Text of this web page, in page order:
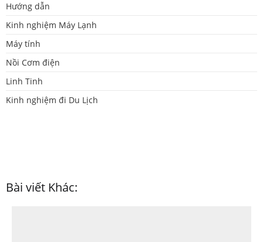
Hướng dẫn
Kinh nghiệm Máy Lạnh
Máy tính
Nồi Cơm điện
Linh Tinh
Kinh nghiệm đi Du Lịch
Bài viết Khác: